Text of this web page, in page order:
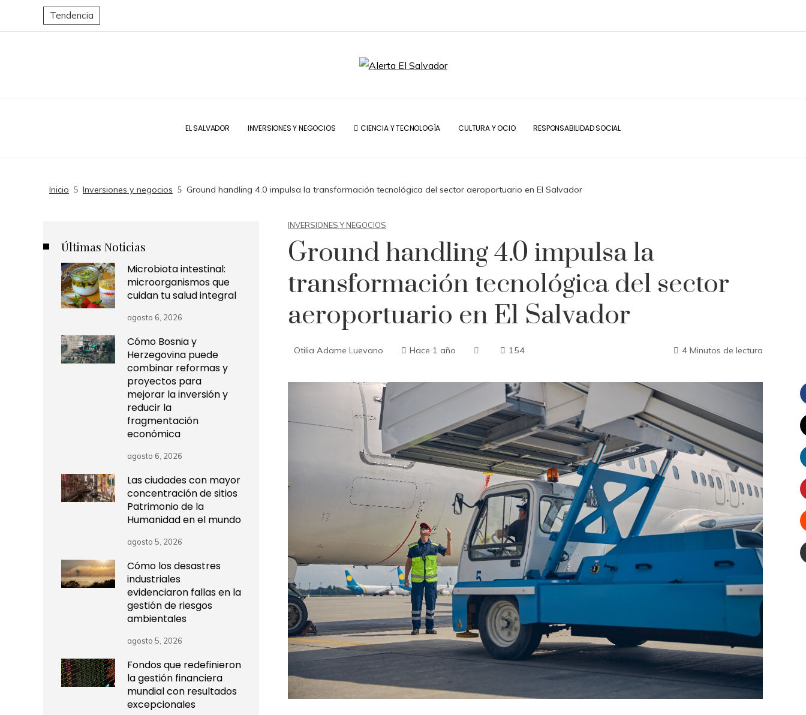
Tendencia
EL SALVADOR INVERSIONES Y NEGOCIOS CIENCIA Y TECNOLOGÍA CULTURA Y OCIO RESPONSABILIDAD SOCIAL
Inicio Inversiones y negocios Ground handling 4.0 impulsa la transformación tecnológica del sector aeroportuario en El Salvador
INVERSIONES Y NEGOCIOS
Ground handling 4.0 impulsa la
transformación tecnológica del sector
aeroportuario en El Salvador
Otilia Adame Luevano Hace 1 año 154 4 Minutos de lectura
Últimas Noticias
Microbiota intestinal:
microorganismos que
cuidan tu salud integral
agosto 6, 2026
Cómo Bosnia y
Herzegovina puede
combinar reformas y
proyectos para
mejorar la inversión y
reducir la
fragmentación
económica
agosto 6, 2026
Las ciudades con mayor
concentración de sitios
Patrimonio de la
Humanidad en el mundo
agosto 5, 2026
Cómo los desastres
industriales
evidenciaron fallas en la
gestión de riesgos
ambientales
agosto 5, 2026
Fondos que redefinieron
la gestión financiera
mundial con resultados
excepcionales